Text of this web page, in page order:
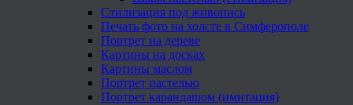
Стилизация под живопись
Печать фото на холсте в Симферополе
Портрет на дереве
Картины на досках
Картины маслом
Портрет пастелью
Портрет карандашом (имитация)